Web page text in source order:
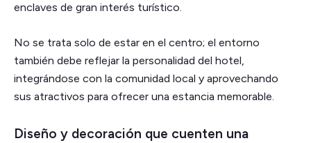
enclaves de gran interés turístico.
No se trata solo de estar en el centro; el entorno
también debe reflejar la personalidad del hotel,
integrándose con la comunidad local y aprovechando
sus atractivos para ofrecer una estancia memorable.
Diseño y decoración que cuenten una